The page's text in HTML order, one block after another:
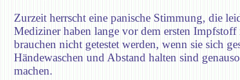
Zurzeit herrscht eine panische Stimmung, die
Mediziner haben lange vor dem ersten
brauchen nicht getestet werden, wenn sie sich
Händewaschen und Abstand halten sind
machen.